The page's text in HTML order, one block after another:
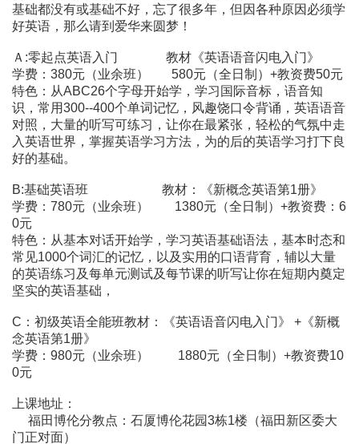
基础都没有或基础不好，忘了很多年，但因各种原因必须学
好英语，那么请到爱华来圆梦！
Ａ:零起点英语入门 教材《英语语音闪电入门》
学费：380元（业余班） 580元（全日制）+教资费50元
特色：从ABC26个字母开始学，学习国际音标，语音知
识，常用300--400个单词记忆，风趣饶口令背诵，英语语音
对照，大量的听写可练习，让你在最紧张，轻松的气氛中走
入英语世界，掌握英语学习方法，为的后的英语学习打下良
好的基础。
B:基础英语班 教材：《新概念英语第1册》
学费：780元（业余班） 1380元（全日制）+教资费：6
0元
特色：从基本对话开始学，学习英语基础语法，基本时态和
常见1000个词汇的记忆，以及实用的口语背育，辅以大量
的英语练习及每单元测试及每节课的听写让你在短期内奠定
坚实的英语基础，
C：初级英语全能班教材：《英语语音闪电入门》 +《新概
念英语第1册》
学费：980元（业余班） 1880元（全日制）+教资费10
0元
上课地址：
福田博伦分教点：石厦博伦花园3栋1楼（福田新区委大
门正对面）